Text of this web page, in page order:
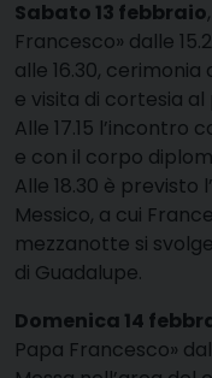
Sabato 13 febbraio
Francesco» dalle
alle 16.30,
e visita di cortesia
Alle 17.15 l’incontro
e con il corpo
Alle 18.30 è previsto
Messico, a cui
mezzanotte si
di Guadalupe.
Domenica 14
Papa Francesco»